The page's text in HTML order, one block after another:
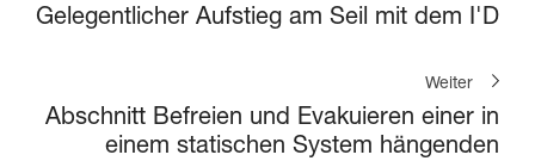
Gelegentlicher Aufstieg am Seil mit dem I'D
Weiter
Abschnitt Befreien und Evakuieren einer in
einem statischen System hängenden